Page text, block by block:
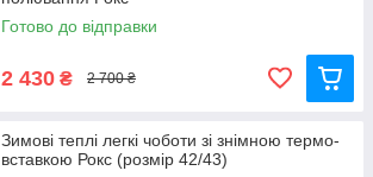
Готово до відправки
2 430 ₴ 2 700 ₴
Зимові теплі легкі чоботи зі знімною термо-
вставкою Рокс (розмір 42/43)